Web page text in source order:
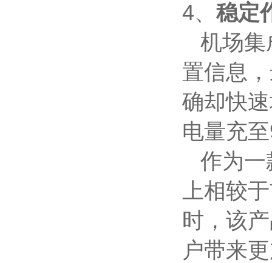
4、 稳定
机场集
置信息
确却快
电量充
作为一
上相较
时，该
户带来